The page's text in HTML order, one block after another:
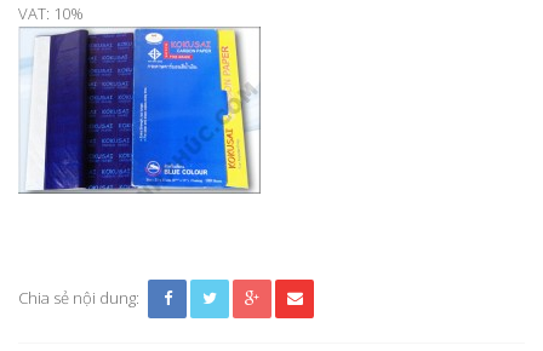
VAT: 10%
Chia sẻ nội dung: